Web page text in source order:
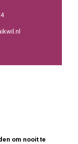
om nooit te